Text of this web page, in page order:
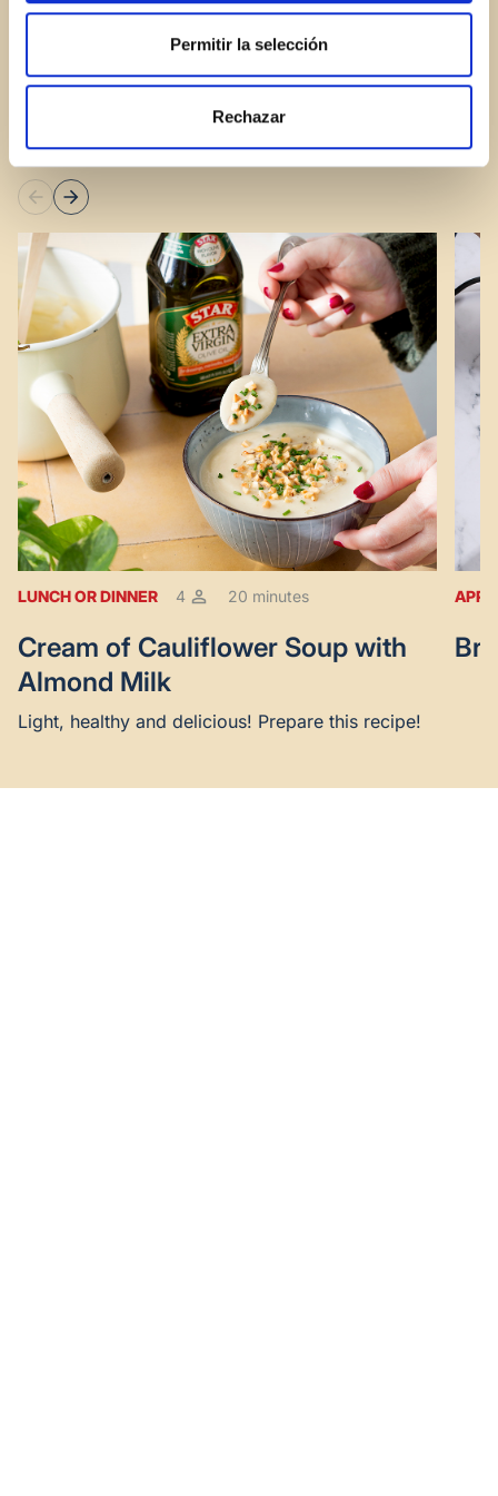
Permitir la selección
Rechazar
MORE STAR RECIPES
LUNCH OR DINNER 4 20 minutes
Cream of Cauliflower Soup with
Almond Milk
Light, healthy and delicious! Prepare this recipe!